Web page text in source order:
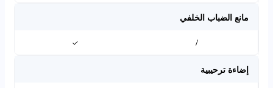
مانع الضباب الخلفي
/
✓
إضاءة ترحيبية